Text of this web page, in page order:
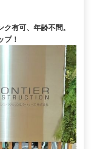
有可、年齢不問。
プ！